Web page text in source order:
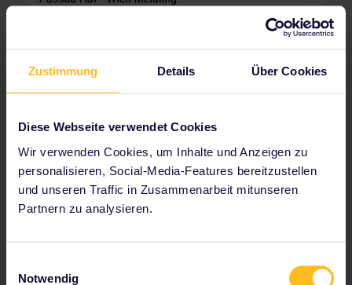
Zustimmung Details Über Cookies
Diese Webseite verwendet Cookies
Wir verwenden Cookies, um Inhalte und Anzeigen zu
personalisieren, Social-Media-Features bereitzustellen
und unseren Traffic in Zusammenarbeit mitunseren
Partnern zu analysieren.
Notwendig